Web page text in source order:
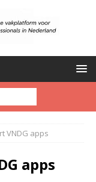
VNDG apps
apps